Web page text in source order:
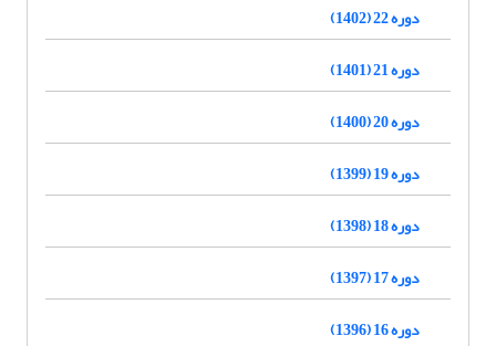
دوره 22 (1402)
دوره 21 (1401)
دوره 20 (1400)
دوره 19 (1399)
دوره 18 (1398)
دوره 17 (1397)
دوره 16 (1396)